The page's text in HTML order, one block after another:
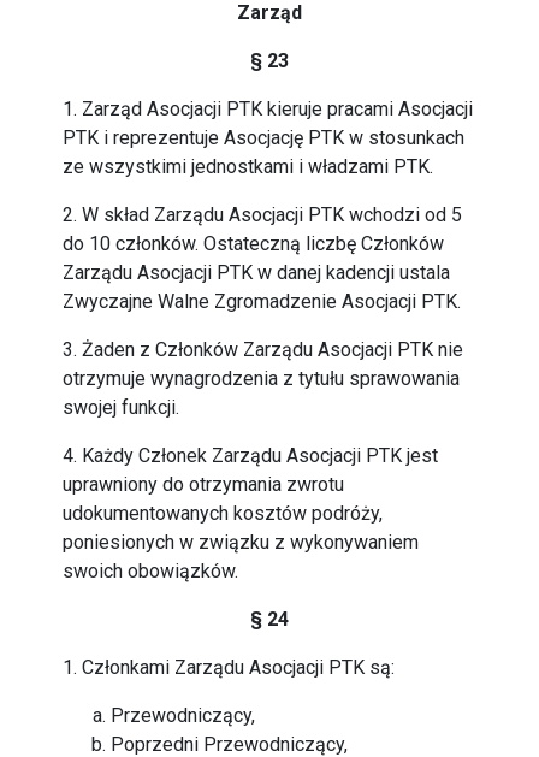
Zarząd
§ 23
1. Zarząd Asocjacji PTK kieruje pracami Asocjacji
PTK i reprezentuje Asocjację PTK w stosunkach
ze wszystkimi jednostkami i władzami PTK.
2. W skład Zarządu Asocjacji PTK wchodzi od 5
do 10 członków. Ostateczną liczbę Członków
Zarządu Asocjacji PTK w danej kadencji ustala
Zwyczajne Walne Zgromadzenie Asocjacji PTK.
3. Żaden z Członków Zarządu Asocjacji PTK nie
otrzymuje wynagrodzenia z tytułu sprawowania
swojej funkcji.
4. Każdy Członek Zarządu Asocjacji PTK jest
uprawniony do otrzymania zwrotu
udokumentowanych kosztów podróży,
poniesionych w związku z wykonywaniem
swoich obowiązków.
§ 24
1. Członkami Zarządu Asocjacji PTK są:
Przewodniczący,
Poprzedni Przewodniczący,